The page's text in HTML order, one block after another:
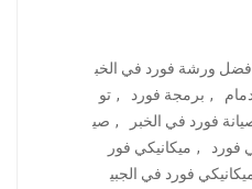
ورشة فورد في الخب
, برمجة فورد , تو
فورد في الخبر , صي
فورد , ميكانيكي فور
فورد في الجبي